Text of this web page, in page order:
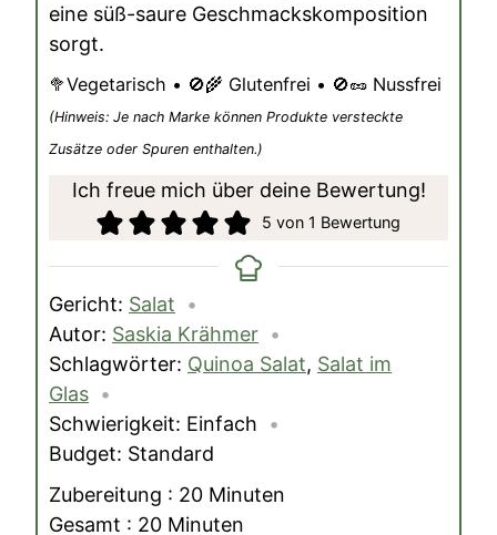
eine süß-saure Geschmackskomposition
sorgt.
🥦Vegetarisch • 🚫🌾 Glutenfrei • 🚫🥜 Nussfrei
(Hinweis: Je nach Marke können Produkte versteckte
Zusätze oder Spuren enthalten.)
Ich freue mich über deine Bewertung!
5 von 1 Bewertung
Gericht: Salat
Autor: Saskia Krähmer
Schlagwörter: Quinoa Salat, Salat im
Glas
Schwierigkeit: Einfach
Budget: Standard
Zubereitung : 20Minuten
Minuten
Gesamt : 20Minuten
Minuten